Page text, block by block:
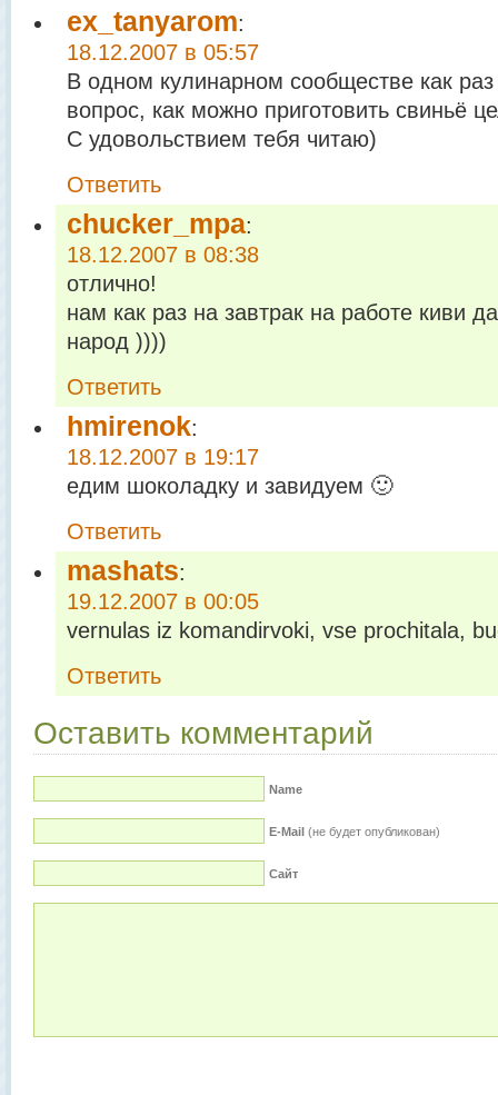
ex_tanyarom:
18.12.2007 в 05:57
В одном кулинарном сообществе как
вопрос, как можно приготовить свиньё
С удовольствием тебя читаю)
Ответить
chucker_mpa:
18.12.2007 в 08:38
отлично!
нам как раз на завтрак на работе киви
народ ))))
Ответить
hmirenok:
18.12.2007 в 19:17
едим шоколадку и завидуем 🙂
Ответить
mashats:
19.12.2007 в 00:05
vernulas iz komandirvoki, vse prochitala,
Ответить
Оставить комментарий
Name
E-Mail (не будет опубликован)
Сайт